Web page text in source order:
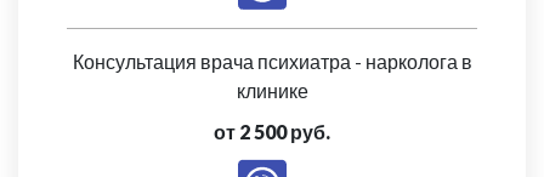
Консультация врача психиатра - нарколога в
клинике
от 2 500 руб.